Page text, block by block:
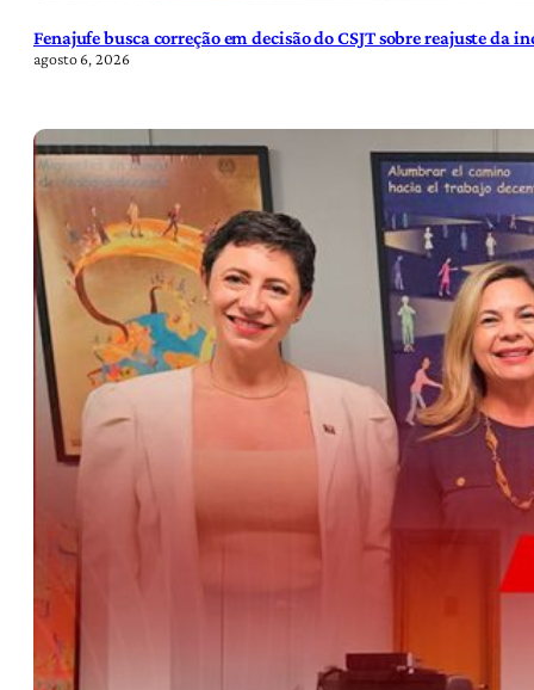
Fenajufe busca correção em decisão do CSJT sobre reajuste da
agosto 6, 2026